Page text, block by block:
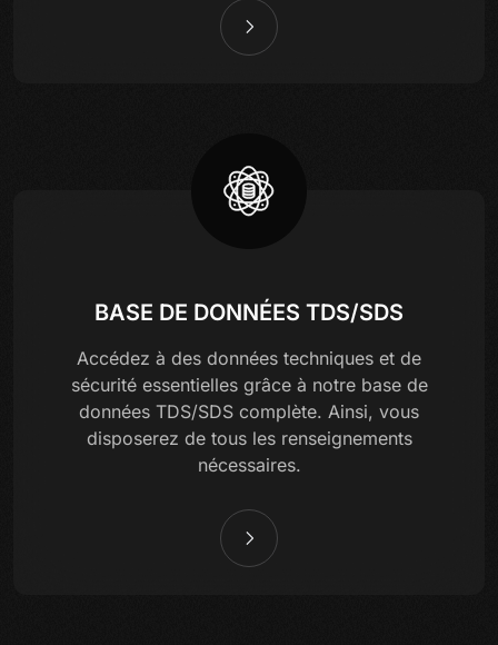
BASE DE DONNÉES TDS/SDS
Accédez à des données techniques et de
sécurité essentielles grâce à notre base de
données TDS/SDS complète. Ainsi, vous
disposerez de tous les renseignements
nécessaires.